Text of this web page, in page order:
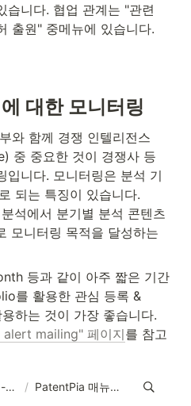
습니다. 협업 관계는 "관련
출원" 중메뉴에 있습니다.
대한 모니터링
와 함께 경쟁 인텔리전스
중 중요한 것이 경쟁사 등
입니다. 모니터링은 분석 기
되는 특징이 있습니다.
석에서 분기별 분석 콘텐츠
모니터링 목적을 달성하는
등과 같이 아주 짧은 기간
를 활용한 관심 등록 &
하는 것이 가장 좋습니다.
alert mailing" 페이지를 참고